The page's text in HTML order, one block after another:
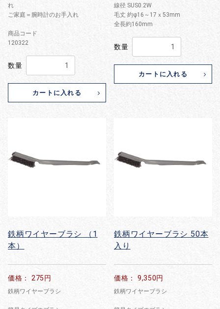
れ
ご家庭＝腕時計のお手入れ
商品コード
120322
数量
カートに入れる
線径 SUS0.2W
毛丈 約φ16～17ｘ53mm
全長約160mm
数量
カートに入れる
鉄柄ワイヤーブラシ （1
本）
価格： 275円
鉄柄ワイヤーブラシ
鉄柄ワイヤーブラシ 50本
入り
価格： 9,350円
鉄柄ワイヤーブラシ